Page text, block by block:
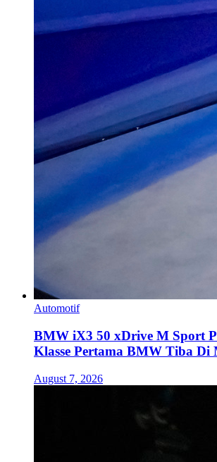
Automotif
BMW iX3 50 xDrive M Sport
Klasse Pertama BMW Tiba Di
August 7, 2026